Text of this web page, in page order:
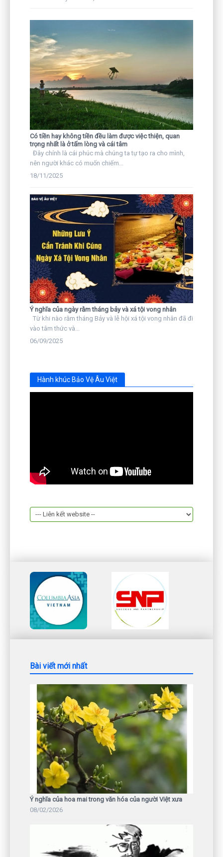
Có tiền hay không tiền đều làm được việc thiện, quan
trọng nhất là ở tấm lòng và cái tâm
Đây chính là cái phúc mà chúng ta tự tạo ra cho mình,
nên người khác có muốn chiếm...
18/11/2025
Ý nghĩa của ngày rằm tháng bảy và xá tội vong nhân
Từ khi nào rằm tháng Bảy và lễ hội xá tội vong nhân đã đi
vào tâm thức và...
06/09/2025
Hành khúc Bảo Vệ Âu Việt
Bài viết mới nhất
Ý nghĩa của hoa mai trong văn hóa của người Việt xưa
08/02/2026